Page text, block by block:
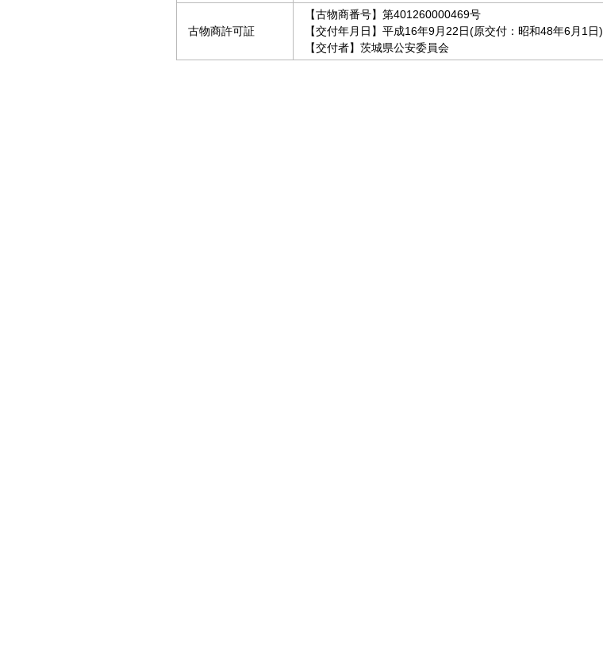
古物商許可証
【古物商番号】第401260000469号
【交付年月日】平成16年9月22日(原交付：昭和48年6月1日)
【交付者】茨城県公安委員会